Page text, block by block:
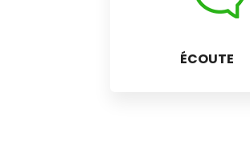
ÉCOUTE